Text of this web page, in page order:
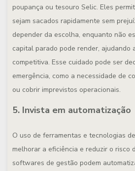
poupança ou tesouro Selic. Eles
sejam sacados rapidamente sem
depender da escolha, enquanto não
capital parado pode render, ajudando
competitiva. Esse cuidado pode ser
emergência, como a necessidade de
ou cobrir imprevistos operacionais.
5. Invista em automatização
O uso de ferramentas e tecnologias
melhorar a eficiência e reduzir o risco
softwares de gestão podem